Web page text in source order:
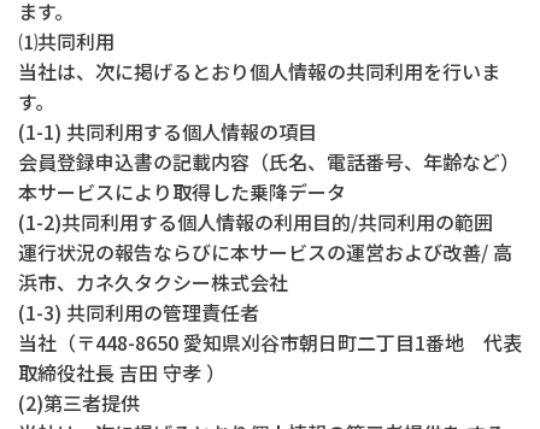
ます。
⑴共同利用
当社は、次に掲げるとおり個人情報の共同利用を行いま
す。
(1-1) 共同利用する個人情報の項目
会員登録申込書の記載内容（氏名、電話番号、年齢など）
本サービスにより取得した乗降データ
(1-2)共同利用する個人情報の利用目的/共同利用の範囲
運行状況の報告ならびに本サービスの運営および改善/ 高
浜市、カネ久タクシー株式会社
(1-3) 共同利用の管理責任者
当社（〒448-8650 愛知県刈谷市朝日町二丁目1番地 代表
取締役社長 吉田 守孝 ）
(2)第三者提供